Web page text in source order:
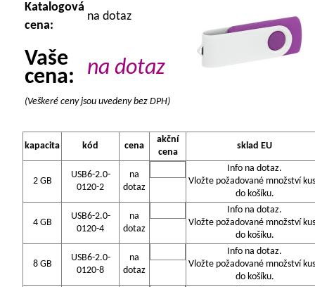
Katalogová
cena:
na dotaz
Vaše
cena:
na dotaz
(Veškeré ceny jsou uvedeny bez DPH)
kapacita kód cena
akční
cena
sklad EU
2 GB
USB6-2.0-
0120-2
na
dotaz
Info na dotaz.
Vložte požadované množství
do košíku.
4 GB
USB6-2.0-
0120-4
na
dotaz
Info na dotaz.
Vložte požadované množství
do košíku.
8 GB
USB6-2.0-
0120-8
na
dotaz
Info na dotaz.
Vložte požadované množství
do košíku.